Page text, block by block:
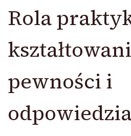
Rola
pewności i